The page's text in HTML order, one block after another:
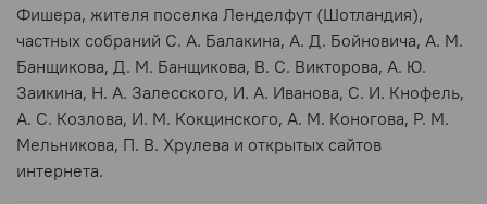
Фишера, жителя поселка Ленделфут (Шотландия),
частных собраний С. А. Балакина, А. Д. Бойновича, А. М.
Банщикова, Д. М. Банщикова, В. С. Викторова, А. Ю.
Заикина, Н. А. Залесского, И. А. Иванова, С. И. Кнофель,
А. С. Козлова, И. М. Кокцинского, А. М. Коногова, Р. М.
Мельникова, П. В. Хрулева и открытых сайтов
интернета.